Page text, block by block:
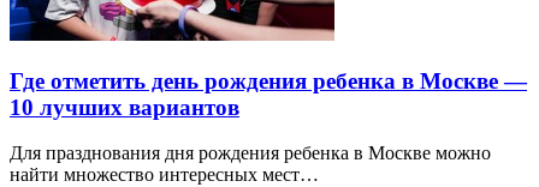
Где отметить день рождения ребенка в Москве —
10 лучших вариантов
Для празднования дня рождения ребенка в Москве можно
найти множество интересных мест…